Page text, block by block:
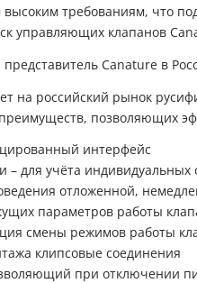
требованиям, что
управляющих клапанов
на российский рынок
позволяющих
интерфейс
– для учёта индивидуальных
отложенной,
параметров работы
смены режимов работы
клипсовые соединения
при отключении